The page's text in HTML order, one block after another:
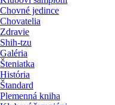
Chovné jedince
Chovatelia
Zdravie
Shih-tzu
Galéria
Šteniatka
História
Štandard
Plemenná kniha